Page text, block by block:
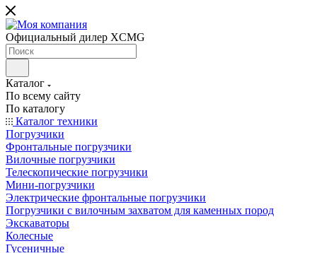
Официальный дилер XCMG
Каталог
По всему сайту
По каталогу
Каталог техники
Погрузчики
Фронтальные погрузчики
Вилочные погрузчики
Телескопические погрузчики
Мини-погрузчики
Электрические фронтальные погрузчики
Погрузчики с вилочным захватом для каменных пород
Экскаваторы
Колесные
Гусеничные